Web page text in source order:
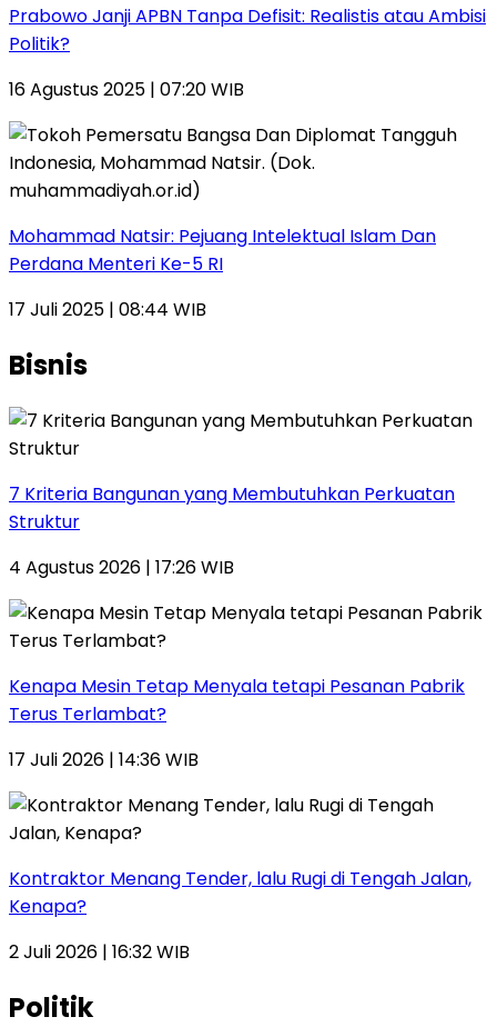
Prabowo Janji APBN Tanpa Defisit: Realistis atau Ambisi
Politik?
16 Agustus 2025 | 07:20 WIB
Mohammad Natsir: Pejuang Intelektual Islam Dan
Perdana Menteri Ke-5 RI
17 Juli 2025 | 08:44 WIB
Bisnis
7 Kriteria Bangunan yang Membutuhkan Perkuatan
Struktur
4 Agustus 2026 | 17:26 WIB
Kenapa Mesin Tetap Menyala tetapi Pesanan Pabrik
Terus Terlambat?
17 Juli 2026 | 14:36 WIB
Kontraktor Menang Tender, lalu Rugi di Tengah Jalan,
Kenapa?
2 Juli 2026 | 16:32 WIB
Politik